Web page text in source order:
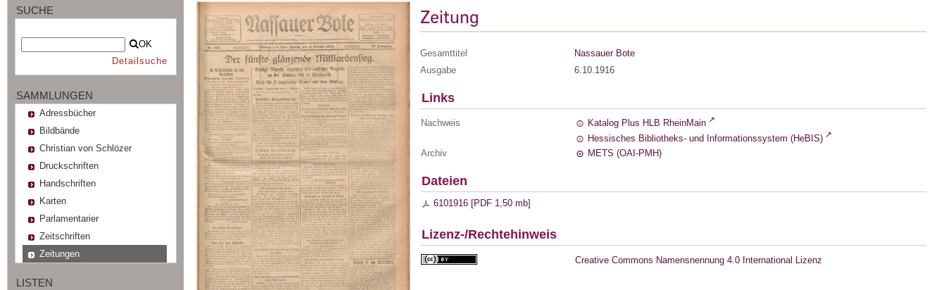
SUCHE
OK
Detailsuche
SAMMLUNGEN
Adressbücher
Bildbände
Christian von Schlözer
Druckschriften
Handschriften
Karten
Parlamentarier
Zeitschriften
Zeitungen
LISTEN
Zeitung
Gesamttitel
Nassauer Bote
Ausgabe
6.10.1916
Links
Nachweis
Katalog Plus HLB RheinMain
Hessisches Bibliotheks- und Informationssystem (HeBIS)
Archiv
METS (OAI-PMH)
Dateien
6101916 [PDF 1,50 mb]
Lizenz-/Rechtehinweis
Creative Commons Namensnennung 4.0 International Lizenz